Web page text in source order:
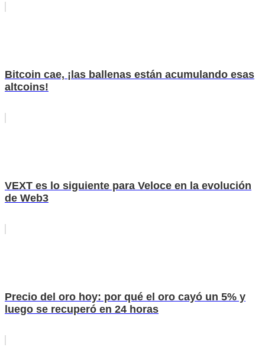
Bitcoin cae, ¡las ballenas están acumulando esas
altcoins!
VEXT es lo siguiente para Veloce en la evolución
de Web3
Precio del oro hoy: por qué el oro cayó un 5% y
luego se recuperó en 24 horas